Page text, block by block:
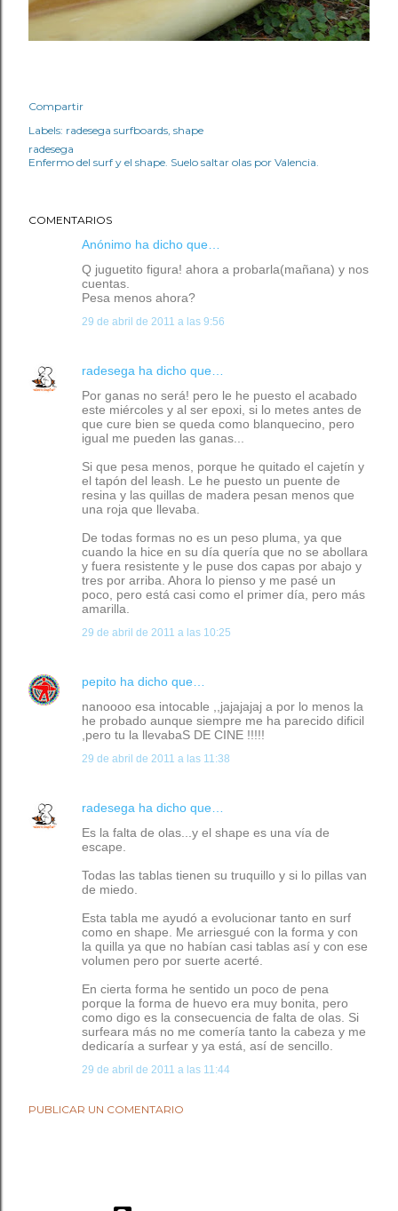
Compartir
Labels: radesega surfboards shape
radesega
Enfermo del surf y el shape. Suelo saltar olas por Valencia.
COMENTARIOS
Anónimo ha dicho que…
Q juguetito figura! ahora a probarla(mañana) y nos
cuentas.
Pesa menos ahora?
29 de abril de 2011 a las 9:56
radesega ha dicho que…
Por ganas no será! pero le he puesto el acabado
este miércoles y al ser epoxi, si lo metes antes de
que cure bien se queda como blanquecino, pero
igual me pueden las ganas...
Si que pesa menos, porque he quitado el cajetín y
el tapón del leash. Le he puesto un puente de
resina y las quillas de madera pesan menos que
una roja que llevaba.
De todas formas no es un peso pluma, ya que
cuando la hice en su día quería que no se abollara
y fuera resistente y le puse dos capas por abajo y
tres por arriba. Ahora lo pienso y me pasé un
poco, pero está casi como el primer día, pero más
amarilla.
29 de abril de 2011 a las 10:25
pepito ha dicho que…
nanoooo esa intocable ,,jajajajaj a por lo menos la
he probado aunque siempre me ha parecido dificil
,pero tu la llevabaS DE CINE !!!!!
29 de abril de 2011 a las 11:38
radesega ha dicho que…
Es la falta de olas...y el shape es una vía de
escape.
Todas las tablas tienen su truquillo y si lo pillas van
de miedo.
Esta tabla me ayudó a evolucionar tanto en surf
como en shape. Me arriesgué con la forma y con
la quilla ya que no habían casi tablas así y con ese
volumen pero por suerte acerté.
En cierta forma he sentido un poco de pena
porque la forma de huevo era muy bonita, pero
como digo es la consecuencia de falta de olas. Si
surfeara más no me comería tanto la cabeza y me
dedicaría a surfear y ya está, así de sencillo.
29 de abril de 2011 a las 11:44
PUBLICAR UN COMENTARIO